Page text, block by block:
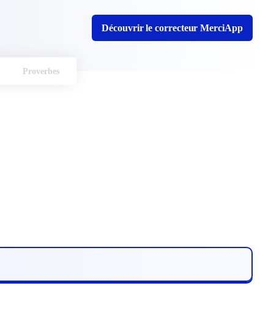
Découvrir le correcteur MerciApp
Proverbes